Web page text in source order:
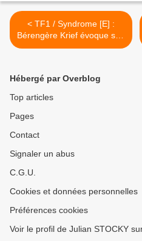
< TF1 / Syndrome [E] :
Bérengère Krief évoque son
personnage dans cette
Hébergé par Overblog
Top articles
Pages
Contact
Signaler un abus
C.G.U.
Cookies et données personnelles
Préférences cookies
Voir le profil de Julian STOCKY